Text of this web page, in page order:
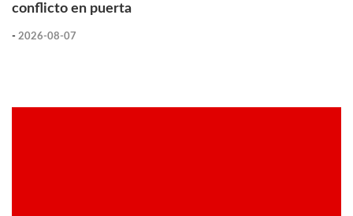
conflicto en puerta
- 2026-08-07